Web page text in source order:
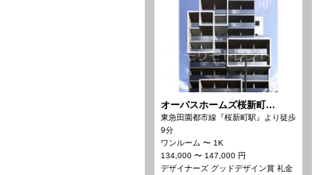
オーパスホームズ桜新町…
東急田園都市線『桜新町駅』より徒歩
9分
ワンルーム 〜 1K
134,000 〜 147,000 円
デザイナーズ グッドデザイン賞 礼金